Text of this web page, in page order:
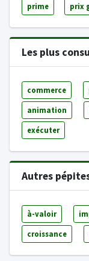
prime prix
Les plus
commerce
animation
exécuter
Autres
à-valoir
croissance